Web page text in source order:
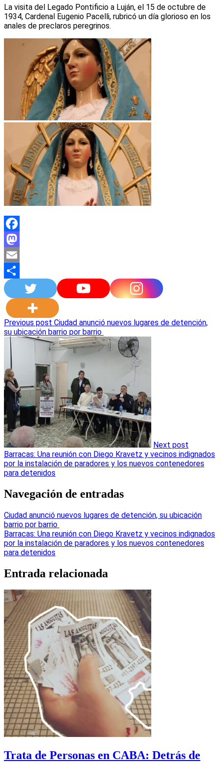
La visita del Legado Pontificio a Luján, el 15 de octubre de
1934, Cardenal Eugenio Pacelli, rubricó un día glorioso en los
anales de preclaros peregrinos.
Facebook
Mastodon
Email
Compartir
Previous post Ciudad anunció nuevos lugares de detención,
su ubicación barrio por barrio
Next post
Barracas: Una reunión con Diego Kravetz y vecinos indignados
por la instalación de paradores y los nuevos contenedores
para detenidos
Navegación de entradas
Ciudad anunció nuevos lugares de detención, su ubicación
barrio por barrio
Barracas: Una reunión con Diego Kravetz y vecinos indignados
por la instalación de paradores y los nuevos contenedores
para detenidos
Entrada relacionada
Trata de Personas en CABA: Detrás de